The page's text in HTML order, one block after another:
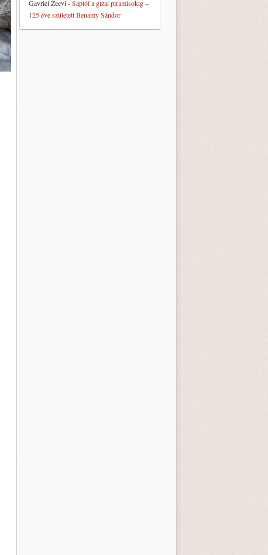
Gavriel Zeevi-Sáptól a gízai piramisokig –
125 éve született Benamy Sándor